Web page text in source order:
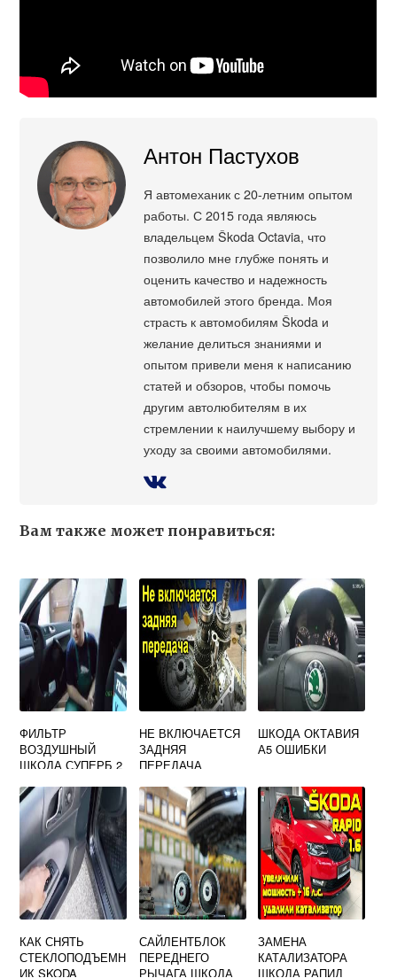
Антон Пастухов
Я автомеханик с 20-летним опытом
работы. С 2015 года являюсь
владельцем Škoda Octavia, что
позволило мне глубже понять и
оценить качество и надежность
автомобилей этого бренда. Моя
страсть к автомобилям Škoda и
желание делиться знаниями и
опытом привели меня к написанию
статей и обзоров, чтобы помочь
другим автолюбителям в их
стремлении к наилучшему выбору и
уходу за своими автомобилями.
Вам также может понравиться:
ФИЛЬТР
ВОЗДУШНЫЙ
ШКОДА СУПЕРБ 2
НЕ ВКЛЮЧАЕТСЯ
ЗАДНЯЯ
ПЕРЕДАЧА
ШКОДА ОКТАВИЯ
А5 ОШИБКИ
КАК СНЯТЬ
СТЕКЛОПОДЪЕМН
ИК SKODA
САЙЛЕНТБЛОК
ПЕРЕДНЕГО
РЫЧАГА ШКОДА
ЗАМЕНА
КАТАЛИЗАТОРА
ШКОДА РАПИД